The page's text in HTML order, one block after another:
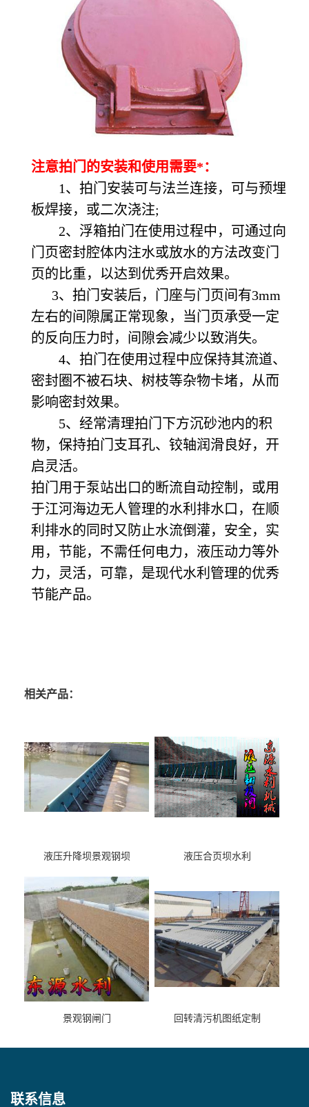
注意拍门的安装和使用需要*：
1、拍门安装可与法兰连接，可与预埋
板焊接，或二次浇注;
2、浮箱拍门在使用过程中，可通过向
门页密封腔体内注水或放水的方法改变门
页的比重，以达到优秀开启效果。
3、拍门安装后，门座与门页间有3mm
左右的间隙属正常现象，当门页承受一定
的反向压力时，间隙会减少以致消失。
4、拍门在使用过程中应保持其流道、
密封圈不被石块、树枝等杂物卡堵，从而
影响密封效果。
5、经常清理拍门下方沉砂池内的积
物，保持拍门支耳孔、铰轴润滑良好，开
启灵活。
拍门用于泵站出口的断流自动控制，或用
于江河海边无人管理的水利排水口，在顺
利排水的同时又防止水流倒灌，安全，实
用，节能，不需任何电力，液压动力等外
力，灵活，可靠，是现代水利管理的优秀
节能产品。
相关产品：
液压升降坝景观钢坝 液压合页坝水利
景观钢闸门 回转清污机图纸定制
联系信息